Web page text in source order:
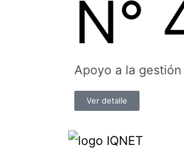
N°
Apoyo a la
Ver detalle